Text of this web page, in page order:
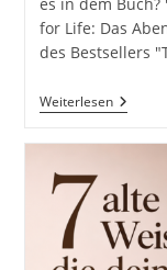
for Life: Das
des Bestsellers
WeiterlesenDas
Leben
Big
Five
For
Life:
Das